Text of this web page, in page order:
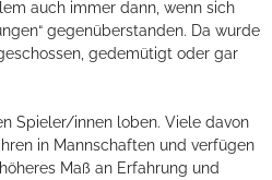
auch immer dann, wenn sich
gegenüberstanden. Da wurde
gedemütigt oder gar
Spieler/innen loben. Viele davon
in Mannschaften und verfügen
Maß an Erfahrung und